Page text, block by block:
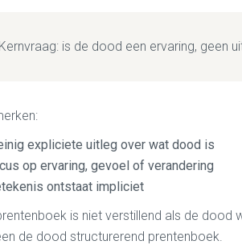
Kernvraag: is de dood een ervaring, geen
expliciete uitleg over wat dood is
op ervaring, gevoel of verandering
ontstaat impliciet
is niet verstillend als de
de dood structurerend prentenboek.